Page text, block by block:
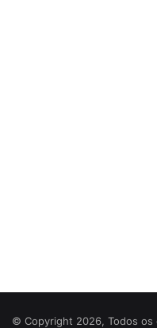
© Copyright 2026, Todos os